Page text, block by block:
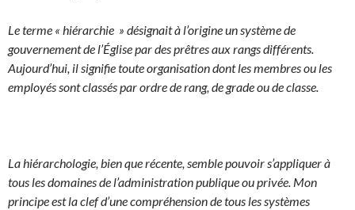
Le terme « hiérarchie » désignait à l’origine un système de
gouvernement de l’Église par des prêtres aux rangs différents.
Aujourd’hui, il signifie toute organisation dont les membres ou les
employés sont classés par ordre de rang, de grade ou de classe.
La hiérarchologie, bien que récente, semble pouvoir s’appliquer à
tous les domaines de l’administration publique ou privée. Mon
principe est la clef d’une compréhension de tous les systèmes